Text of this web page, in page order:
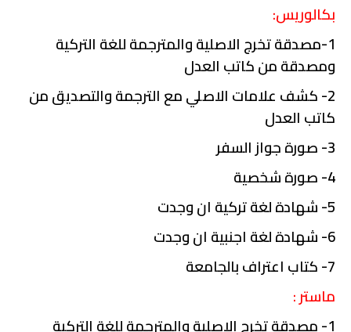
بكالوريس:
1-مصدقة تخرج الاصلية والمترجمة للغة التركية
ومصدقة من كاتب العدل
2- كشف علامات الاصلي مع الترجمة والتصديق من
كاتب العدل
3- صورة جواز السفر
4- صورة شخصية
5- شهادة لغة تركية ان وجدت
6- شهادة لغة اجنبية ان وجدت
7- كتاب اعتراف بالجامعة
ماستر :
1- مصدقة تخرج الاصلية والمترجمة للغة التركية